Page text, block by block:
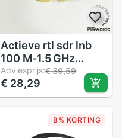
Actieve rtl sdr lnb
100 M-1.5 GHz
Signaal versterker
Adviesprijs:€ 39,59
€ 28,29
8% KORTING